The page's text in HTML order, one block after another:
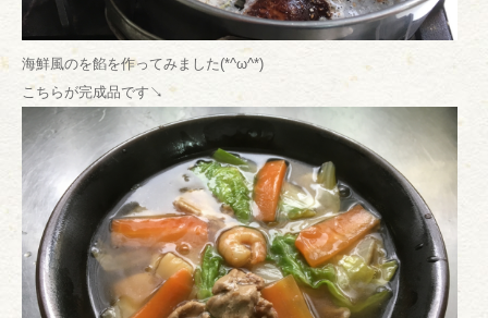
海鮮風のを餡を作ってみました(*^ω^*)
こちらが完成品です↘︎